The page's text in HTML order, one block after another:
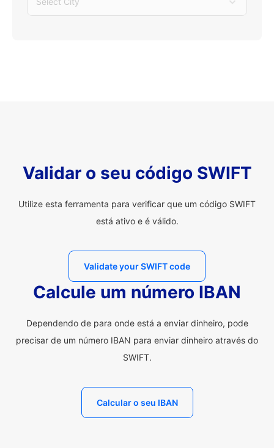
Validar o seu código SWIFT
Utilize esta ferramenta para verificar que um código SWIFT
está ativo e é válido.
Validate your SWIFT code
Calcule um número IBAN
Dependendo de para onde está a enviar dinheiro, pode
precisar de um número IBAN para enviar dinheiro através do
SWIFT.
Calcular o seu IBAN